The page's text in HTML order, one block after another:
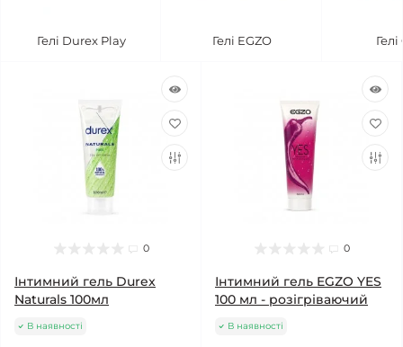
Гелі Durex Play Гелі EGZO
0
Інтимний гель Durex
Naturals 100мл
В наявності
0
Інтимний гель EGZO YES
100 мл - розігріваючий
В наявності